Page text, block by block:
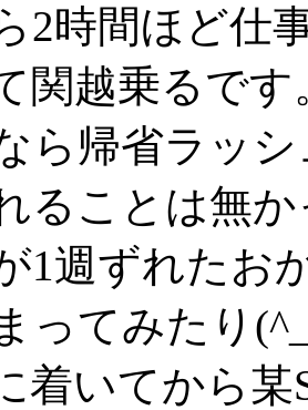
2時間ほど仕
関越乗るです
ら帰省ラッ
ることは無
1週ずれたお
ってみたり
着いてから